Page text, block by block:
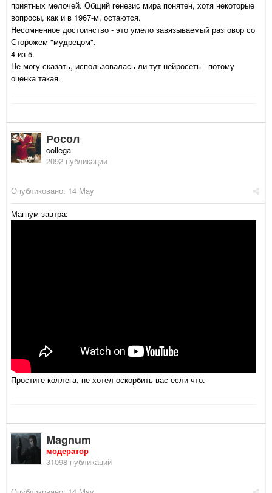
приятных мелочей. Общий генезис мира понятен, хотя некоторые
вопросы, как и в 1967-м, остаются.
Несомненное достоинство - это умело завязываемый разговор со
Сторожем-"мудрецом".
4 из 5.
Не могу сказать, использовалась ли тут нейросеть - потому
оценка такая.
Росол
collega
2092 публикации
Опубликовано: 14 May
Магнум завтра:
Простите коллега, не хотел оскорбить вас если что.
Magnum
модератор
31098 публикаций